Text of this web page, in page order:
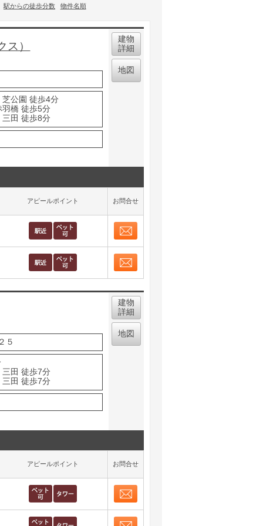
駅からの徒歩分数 物件名順
）
公園 徒歩4分
橋 徒歩5分
田 徒歩8分
建物
詳細
地図
アピールポイント お問合せ
り表示
り表示
５
田 徒歩7分
田 徒歩7分
建物
詳細
地図
アピールポイント お問合せ
り表示